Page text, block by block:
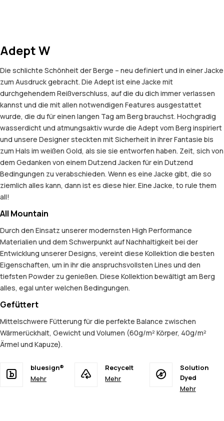
Adept W
Die schlichte Schönheit der Berge – neu definiert und in einer Jacke
zum Ausdruck gebracht. Die Adept ist eine Jacke mit
durchgehendem Reißverschluss, auf die du dich immer verlassen
kannst und die mit allen notwendigen Features ausgestattet
wurde, die du für einen langen Tag am Berg brauchst. Hochgradig
wasserdicht und atmungsaktiv wurde die Adept vom Berg inspiriert
und unsere Designer steckten mit Sicherheit in ihrer Fantasie bis
zum Hals im weißen Gold, als sie sie entworfen haben. Zeit, sich von
dem Gedanken von einem Dutzend Jacken für ein Dutzend
Bedingungen zu verabschieden. Wenn es eine Jacke gibt, die so
ziemlich alles kann, dann ist es diese hier. Eine Jacke, to rule them
all!
All Mountain
Durch den Einsatz unserer modernsten High Performance
Materialien und dem Schwerpunkt auf Nachhaltigkeit bei der
Entwicklung unserer Designs, vereint diese Kollektion die besten
Eigenschaften, um in ihr die anspruchsvollsten Lines und den
tiefsten Powder zu genießen. Diese Kollektion bewältigt am Berg
alles, egal unter welchen Bedingungen.
Gefüttert
Mittelschwere Fütterung für die perfekte Balance zwischen
Wärmerückhalt, Gewicht und Volumen (60g/m² Körper, 40g/m²
Ärmel und Kapuze).
bluesign®
Mehr
Recycelt
Mehr
Solution
Dyed
Mehr